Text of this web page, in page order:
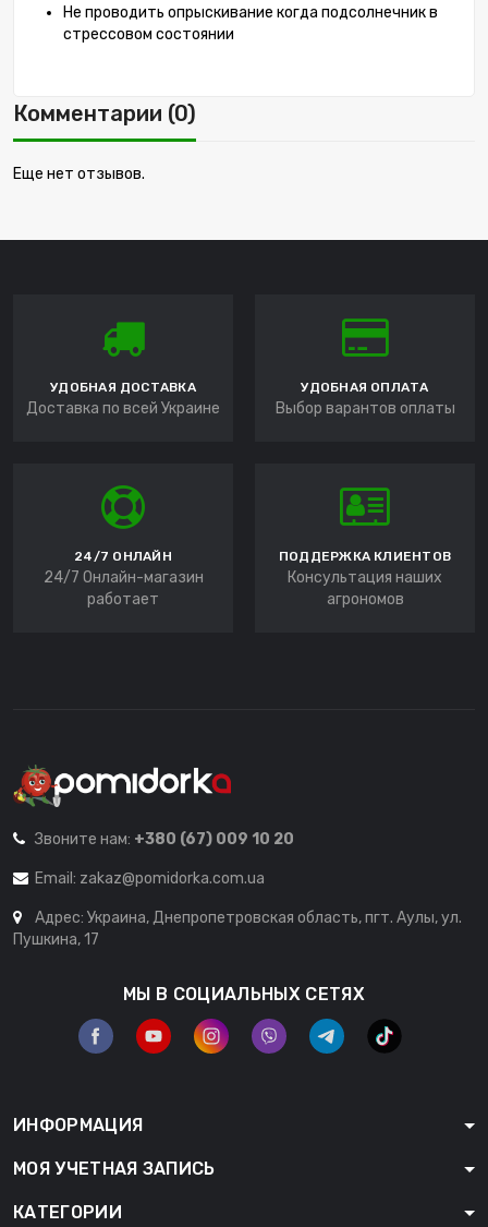
Не проводить опрыскивание когда подсолнечник в
стрессовом состоянии
Комментарии (0)
Еще нет отзывов.
УДОБНАЯ ДОСТАВКА
Доставка по всей Украине
УДОБНАЯ ОПЛАТА
Выбор варантов оплаты
24/7 ОНЛАЙН
24/7 Онлайн-магазин
работает
ПОДДЕРЖКА КЛИЕНТОВ
Консультация наших
агрономов
Звоните нам: +380 (67) 009 10 20
Email: zakaz@pomidorka.com.ua
Адрес: Украина, Днепропетровская область, пгт. Аулы, ул.
Пушкина, 17
МЫ В СОЦИАЛЬНЫХ СЕТЯХ
ИНФОРМАЦИЯ
МОЯ УЧЕТНАЯ ЗАПИСЬ
КАТЕГОРИИ